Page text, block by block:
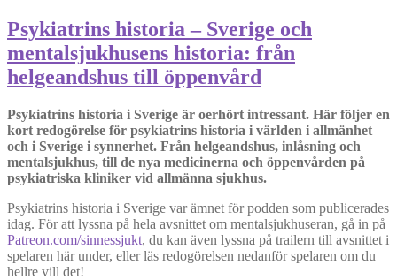
Psykiatrins historia – Sverige och
mentalsjukhusens historia: från
helgeandshus till öppenvård
Psykiatrins historia i Sverige är oerhört intressant. Här följer en
kort redogörelse för psykiatrins historia i världen i allmänhet
och i Sverige i synnerhet. Från helgeandshus, inlåsning och
mentalsjukhus, till de nya medicinerna och öppenvården på
psykiatriska kliniker vid allmänna sjukhus.
Psykiatrins historia i Sverige var ämnet för podden som publicerades
idag. För att lyssna på hela avsnittet om mentalsjukhuseran, gå in på
Patreon.com/sinnessjukt, du kan även lyssna på trailern till avsnittet i
spelaren här under, eller läs redogörelsen nedanför spelaren om du
hellre vill det!